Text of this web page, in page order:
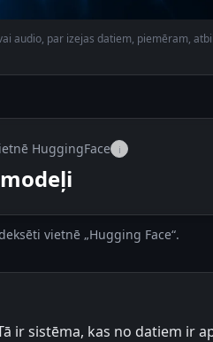
audio, par izejas datiem, piemēram,
HuggingFace i
modeļi
vietnē „Hugging Face“.
ir sistēma, kas no datiem ir